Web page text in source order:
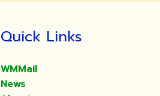
Quick Links
WMMail
News